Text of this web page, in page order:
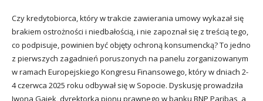
Czy kredytobiorca, który w trakcie zawierania umowy wykazał się
brakiem ostrożności i niedbałością, i nie zapoznał się z treścią tego,
co podpisuje, powinien być objęty ochroną konsumencką? To jedno
z pierwszych zagadnień poruszonych na panelu zorganizowanym
w ramach Europejskiego Kongresu Finansowego, który w dniach 2-
4 czerwca 2025 roku odbywał się w Sopocie. Dyskusję prowadziła
Iwona Gajek, dyrektorka pionu prawnego w banku BNP Paribas, a